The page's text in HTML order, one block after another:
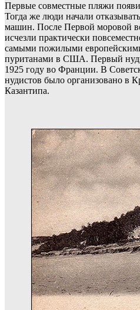
Первые совместные пляжи
Тогда же люди начали
машин. После Первой моровой
исчезли практически
самыми пожилыми
пуританами в США. Первый
1925 году во Франции. В
нудистов было организовано в
Казантипа.